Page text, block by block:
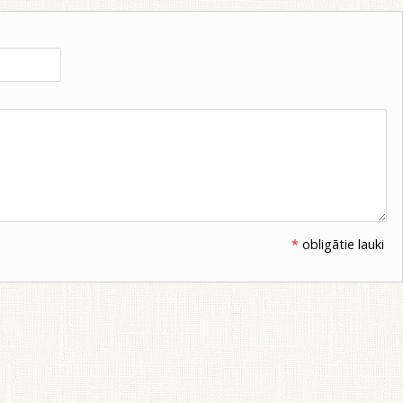
* obligātie lauki